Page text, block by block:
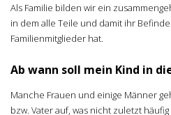
Als Familie bilden wir ein
in dem alle Teile und damit ihr
Familienmitglieder hat.
Ab wann soll mein Kind in
Manche Frauen und einige Männer
bzw. Vater auf, was nicht zuletzt